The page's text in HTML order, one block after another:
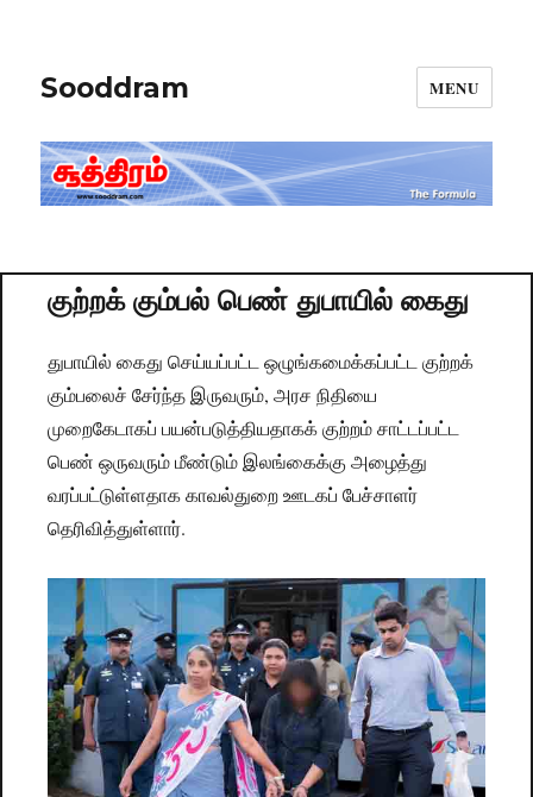
Sooddram MENU
குற்றக் கும்பல் பெண் துபாயில் கைது
துபாயில் கைது செய்யப்பட்ட ஒழுங்கமைக்கப்பட்ட குற்றக்
கும்பலைச் சேர்ந்த இருவரும், அரச நிதியை
முறைகேடாகப் பயன்படுத்தியதாகக் குற்றம் சாட்டப்பட்ட
பெண் ஒருவரும் மீண்டும் இலங்கைக்கு அழைத்து
வரப்பட்டுள்ளதாக காவல்துறை ஊடகப் பேச்சாளர்
தெரிவித்துள்ளார்.